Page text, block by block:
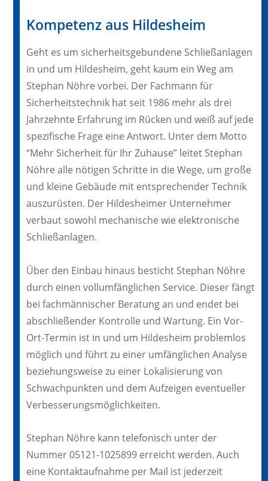
Kompetenz aus Hildesheim
Geht es um sicherheitsgebundene Schließanlagen
in und um Hildesheim, geht kaum ein Weg am
Stephan Nöhre vorbei. Der Fachmann für
Sicherheitstechnik hat seit 1986 mehr als drei
Jahrzehnte Erfahrung im Rücken und weiß auf jede
spezifische Frage eine Antwort. Unter dem Motto
“Mehr Sicherheit für Ihr Zuhause” leitet Stephan
Nöhre alle nötigen Schritte in die Wege, um große
und kleine Gebäude mit entsprechender Technik
auszurüsten. Der Hildesheimer Unternehmer
verbaut sowohl mechanische wie elektronische
Schließanlagen.
Über den Einbau hinaus besticht Stephan Nöhre
durch einen vollumfänglichen Service. Dieser fängt
bei fachmännischer Beratung an und endet bei
abschließender Kontrolle und Wartung. Ein Vor-
Ort-Termin ist in und um Hildesheim problemlos
möglich und führt zu einer umfänglichen Analyse
beziehungsweise zu einer Lokalisierung von
Schwachpunkten und dem Aufzeigen eventueller
Verbesserungsmöglichkeiten.
Stephan Nöhre kann telefonisch unter der
Nummer 05121-1025899 erreicht werden. Auch
eine Kontaktaufnahme per Mail ist jederzeit